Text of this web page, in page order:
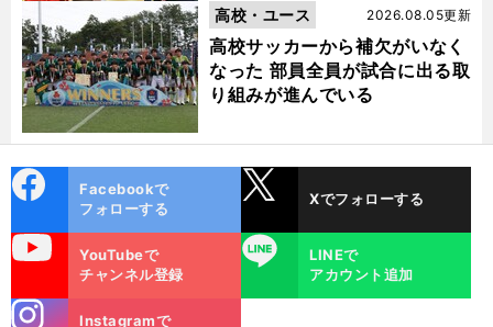
高校サッカーから補欠がいなく
なった 部員全員が試合に出る取
り組みが進んでいる
2026.08.05更新
高校・ユース
ok
Facebookで
フォローする
Xでフォローする
YouTubeで
チャンネル登録
LINE
LINEで
アカウント追加
Instagramで